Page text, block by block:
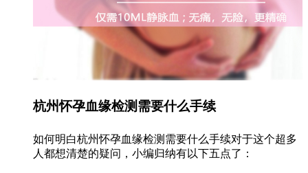
杭州怀孕血缘检测需要什么手续
如何明白杭州怀孕血缘检测需要什么手续对于这个超多
人都想清楚的疑问，小编归纳有以下五点了：